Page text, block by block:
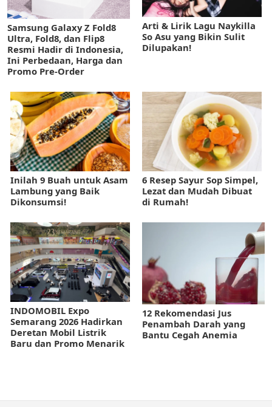
Samsung Galaxy Z Fold8
Ultra, Fold8, dan Flip8
Resmi Hadir di Indonesia,
Ini Perbedaan, Harga dan
Promo Pre-Order
Arti & Lirik Lagu Naykilla
So Asu yang Bikin Sulit
Dilupakan!
Inilah 9 Buah untuk Asam
Lambung yang Baik
Dikonsumsi!
6 Resep Sayur Sop Simpel,
Lezat dan Mudah Dibuat
di Rumah!
INDOMOBIL Expo
Semarang 2026 Hadirkan
Deretan Mobil Listrik
Baru dan Promo Menarik
12 Rekomendasi Jus
Penambah Darah yang
Bantu Cegah Anemia